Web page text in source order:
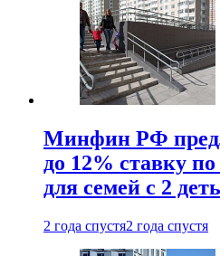
Минфин РФ
до 12% ставку
для семей с 2
2 года спустя2 года спустя